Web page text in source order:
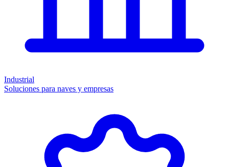
Industrial
Soluciones para naves y empresas